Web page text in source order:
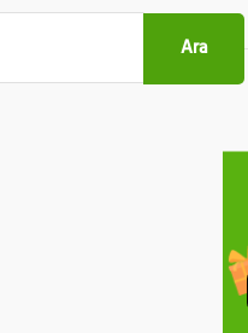
Ara